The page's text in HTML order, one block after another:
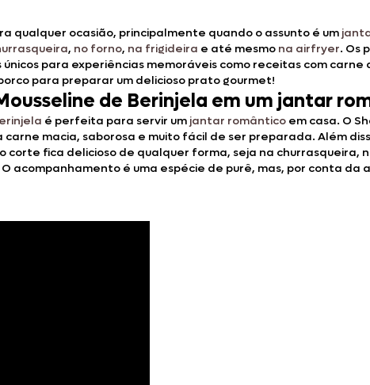
qualquer ocasião, principalmente quando o assunto é um
, no forno, na frigideira e até mesmo na airfryer. Os
para experiências memoráveis como receitas com
para preparar um delicioso prato gourmet!
de Berinjela em um jantar
é perfeita para servir um jantar romântico em casa. O
carne macia, saborosa e muito fácil de ser preparada. Além
corte fica delicioso de qualquer forma, seja na churrasqueira,
acompanhamento é uma espécie de purê, mas, por conta